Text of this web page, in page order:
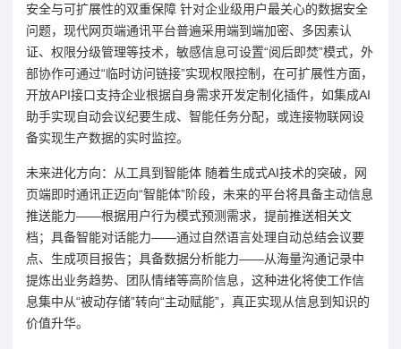
安全与可扩展性的双重保障 针对企业级用户最关心的数据安全
问题，现代网页端通讯平台普遍采用端到端加密、多因素认
证、权限分级管理等技术，敏感信息可设置“阅后即焚”模式，外
部协作可通过“临时访问链接”实现权限控制，在可扩展性方面，
开放API接口支持企业根据自身需求开发定制化插件，如集成AI
助手实现自动会议纪要生成、智能任务分配，或连接物联网设
备实现生产数据的实时监控。
未来进化方向：从工具到智能体 随着生成式AI技术的突破，网
页端即时通讯正迈向“智能体”阶段，未来的平台将具备主动信息
推送能力——根据用户行为模式预测需求，提前推送相关文
档；具备智能对话能力——通过自然语言处理自动总结会议要
点、生成项目报告；具备数据分析能力——从海量沟通记录中
提炼出业务趋势、团队情绪等高阶信息，这种进化将使工作信
息集中从“被动存储”转向“主动赋能”，真正实现从信息到知识的
价值升华。